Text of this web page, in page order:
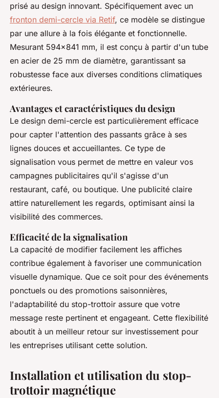
prisé au design innovant. Spécifiquement avec un
fronton demi-cercle via Retif, ce modèle se distingue
par une allure à la fois élégante et fonctionnelle.
Mesurant 594x841 mm, il est conçu à partir d'un tube
en acier de 25 mm de diamètre, garantissant sa
robustesse face aux diverses conditions climatiques
extérieures.
Avantages et caractéristiques du design
Le design demi-cercle est particulièrement efficace
pour capter l'attention des passants grâce à ses
lignes douces et accueillantes. Ce type de
signalisation vous permet de mettre en valeur vos
campagnes publicitaires qu'il s'agisse d'un
restaurant, café, ou boutique. Une publicité claire
attire naturellement les regards, optimisant ainsi la
visibilité des commerces.
Efficacité de la signalisation
La capacité de modifier facilement les affiches
contribue également à favoriser une communication
visuelle dynamique. Que ce soit pour des événements
ponctuels ou des promotions saisonnières,
l'adaptabilité du stop-trottoir assure que votre
message reste pertinent et engageant. Cette flexibilité
aboutit à un meilleur retour sur investissement pour
les entreprises utilisant cette solution.
Installation et utilisation du stop-
trottoir magnétique